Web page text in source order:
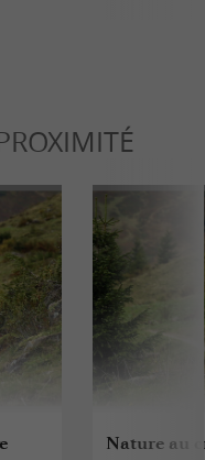
Nature au